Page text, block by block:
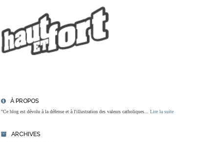
À PROPOS
"Ce blog est dévolu à la défense et à l'illustration des valeurs catholiques... Lire la suite
ARCHIVES